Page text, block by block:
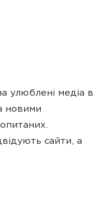
улюблені медіа в
новими
сайти, а